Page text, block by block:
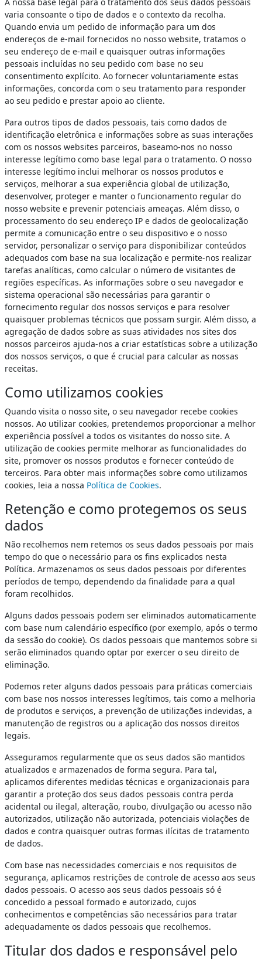
varia consoante o tipo de dados e o contexto da recolha.
Quando envia um pedido de informação para um dos
endereços de e-mail fornecidos no nosso website, tratamos o
seu endereço de e-mail e quaisquer outras informações
pessoais incluídas no seu pedido com base no seu
consentimento explícito. Ao fornecer voluntariamente estas
informações, concorda com o seu tratamento para responder
ao seu pedido e prestar apoio ao cliente.
Para outros tipos de dados pessoais, tais como dados de
identificação eletrônica e informações sobre as suas interações
com os nossos websites parceiros, baseamo-nos no nosso
interesse legítimo como base legal para o tratamento. O nosso
interesse legítimo inclui melhorar os nossos produtos e
serviços, melhorar a sua experiência global de utilização,
desenvolver, proteger e manter o funcionamento regular do
nosso website e prevenir potenciais ameaças. Além disso, o
processamento do seu endereço IP e dados de geolocalização
permite a comunicação entre o seu dispositivo e o nosso
servidor, personalizar o serviço para disponibilizar conteúdos
adequados com base na sua localização e permite-nos realizar
tarefas analíticas, como calcular o número de visitantes de
regiões específicas. As informações sobre o seu navegador e
sistema operacional são necessárias para garantir o
fornecimento regular dos nossos serviços e para resolver
quaisquer problemas técnicos que possam surgir. Além disso, a
agregação de dados sobre as suas atividades nos sites dos
nossos parceiros ajuda-nos a criar estatísticas sobre a utilização
dos nossos serviços, o que é crucial para calcular as nossas
receitas.
Como utilizamos cookies
Quando visita o nosso site, o seu navegador recebe cookies
nossos. Ao utilizar cookies, pretendemos proporcionar a melhor
experiência possível a todos os visitantes do nosso site. A
utilização de cookies permite melhorar as funcionalidades do
site, promover os nossos produtos e fornecer conteúdo de
terceiros. Para obter mais informações sobre como utilizamos
cookies, leia a nossa Política de Cookies.
Retenção e como protegemos os seus
dados
Não recolhemos nem retemos os seus dados pessoais por mais
tempo do que o necessário para os fins explicados nesta
Política. Armazenamos os seus dados pessoais por diferentes
períodos de tempo, dependendo da finalidade para a qual
foram recolhidos.
Alguns dados pessoais podem ser eliminados automaticamente
com base num calendário específico (por exemplo, após o termo
da sessão do cookie). Os dados pessoais que mantemos sobre si
serão eliminados quando optar por exercer o seu direito de
eliminação.
Podemos reter alguns dados pessoais para práticas comerciais
com base nos nossos interesses legítimos, tais como a melhoria
de produtos e serviços, a prevenção de utilizações indevidas, a
manutenção de registros ou a aplicação dos nossos direitos
legais.
Asseguramos regularmente que os seus dados são mantidos
atualizados e armazenados de forma segura. Para tal,
aplicamos diferentes medidas técnicas e organizacionais para
garantir a proteção dos seus dados pessoais contra perda
acidental ou ilegal, alteração, roubo, divulgação ou acesso não
autorizados, utilização não autorizada, potenciais violações de
dados e contra quaisquer outras formas ilícitas de tratamento
de dados.
Com base nas necessidades comerciais e nos requisitos de
segurança, aplicamos restrições de controle de acesso aos seus
dados pessoais. O acesso aos seus dados pessoais só é
concedido a pessoal formado e autorizado, cujos
conhecimentos e competências são necessários para tratar
adequadamente os dados pessoais que recolhemos.
Titular dos dados e responsável pelo